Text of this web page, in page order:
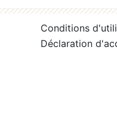
Conditions
Déclaration